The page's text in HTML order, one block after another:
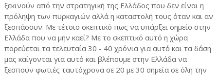
ξεκινούν από την στρατηγική της Ελλάδος που δεν είναι η
πρόληψη των πυρκαγιών αλλά η καταστολή τους όταν και αν
ξεσπάσουν. Με τέτοιο σκεπτικό πως να υπάρξει σημείο στην
Ελλάδα που να μην καεί? Με το σκεπτικό αυτό η χώρα
πορεύεται τα τελευταία 30 - 40 χρόνια για αυτό και τα δάση
μας καίγονται για αυτό και βλέπουμε στην Ελλάδα να
ξεσπούν φωτιές ταυτόχρονα σε 20 με 30 σημεία σε όλη την